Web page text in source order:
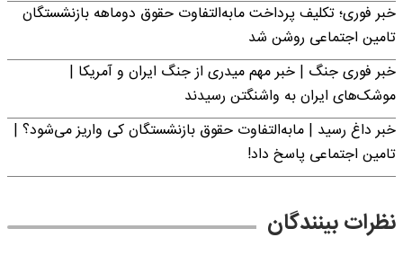
خبر فوری؛ تکلیف پرداخت مابه‌التفاوت حقوق دوماهه بازنشستگان
تامین اجتماعی روشن شد
خبر فوری جنگ | خبر مهم میدری از جنگ ایران و آمریکا |
موشک‌های ایران به واشنگتن رسیدند
خبر داغ رسید | مابه‌التفاوت حقوق بازنشستگان کی واریز می‌شود؟ |
تامین اجتماعی پاسخ داد!
نظرات بینندگان